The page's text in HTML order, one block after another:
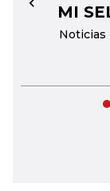
MI
Noticias
←